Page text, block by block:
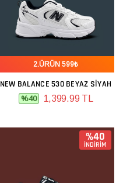
2.ÜRÜN 599₺
NEW BALANCE 530 BEYAZ SIYAH
%40 1,399.99 TL
%40
İNDİRİM